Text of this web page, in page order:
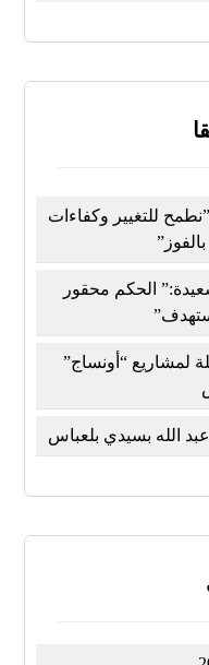
للتغيير وكفاءات
الحكم محقور
لمشاريع “أونساج”
الله بسيدي بلعباس